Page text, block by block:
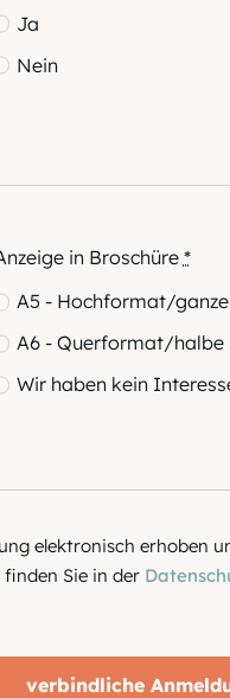
Ja
Nein
in Broschüre*
A5 - Hochformat/ganze
A6 - Querformat/halbe
Wir haben kein
elektronisch erhoben
Sie in der
verbindliche